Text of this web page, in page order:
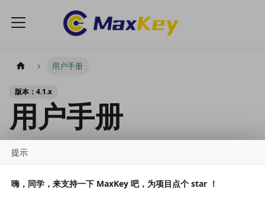
用户手册
版本：4.1.x
用户手册
手册.
提示
嗨，同学，来支持一下 MaxKey 吧，为项目点个 star ！